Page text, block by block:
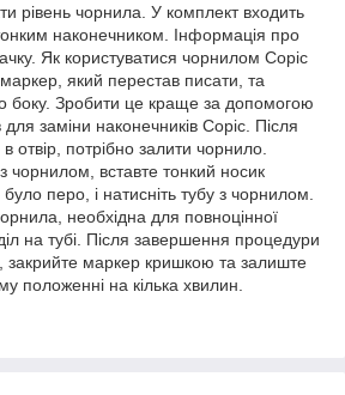
рівень чорнила. У комплект входить
наконечником. Інформація про
Як користуватися чорнилом Copic
який перестав писати, та
боку. Зробити це краще за допомогою
заміни наконечників Copic. Після
отвір, потрібно залити чорнило.
чорнилом, вставте тонкий носик
перо, і натисніть тубу з чорнилом.
необхідна для повноцінної
на тубі. Після завершення процедури
закрийте маркер кришкою та залиште
положенні на кілька хвилин.